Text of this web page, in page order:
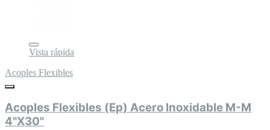
Vista rápida
Acoples Flexibles
Acoples Flexibles (Ep) Acero Inoxidable M-M
4"X30"